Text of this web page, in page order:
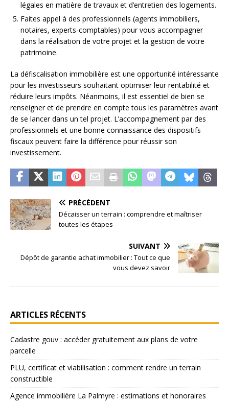
légales en matière de travaux et d’entretien des logements.
Faites appel à des professionnels (agents immobiliers,
notaires, experts-comptables) pour vous accompagner
dans la réalisation de votre projet et la gestion de votre
patrimoine.
La défiscalisation immobilière est une opportunité intéressante
pour les investisseurs souhaitant optimiser leur rentabilité et
réduire leurs impôts. Néanmoins, il est essentiel de bien se
renseigner et de prendre en compte tous les paramètres avant
de se lancer dans un tel projet. L’accompagnement par des
professionnels et une bonne connaissance des dispositifs
fiscaux peuvent faire la différence pour réussir son
investissement.
PRÉCÉDENT
Décaisser un terrain : comprendre et maîtriser
toutes les étapes
SUIVANT
Dépôt de garantie achat immobilier : Tout ce que
vous devez savoir
ARTICLES RÉCENTS
Cadastre gouv : accéder gratuitement aux plans de votre
parcelle
PLU, certificat et viabilisation : comment rendre un terrain
constructible
Agence immobilière La Palmyre : estimations et honoraires